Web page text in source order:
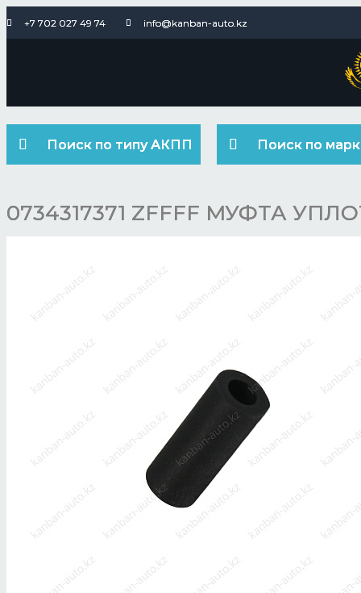
+7 702 027 49 74 info@kanban-auto.kz
Поиск по типу АКПП Поиск по
0734317371 ZFFFF МУФТА